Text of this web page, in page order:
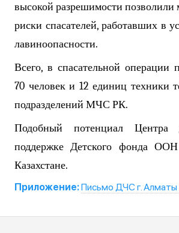
высокой разрешимости позволили
риски спасателей, работавших в
лавиноопасности.
Всего, в спасательной операции
70 человек и 12 единиц техники
подразделений МЧС РК.
Подобный потенциал Центра
поддержкеДетского фондаООН
Казахстане.
Приложение:Письмо ДЧС г.